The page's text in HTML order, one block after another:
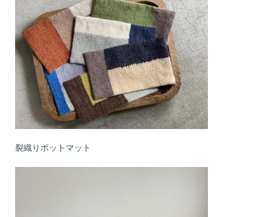
裂織りポットマット